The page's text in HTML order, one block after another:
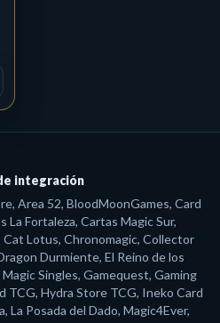
integración
Area 52, BloodMoonGames, Card
La Fortaleza, Cartas Magic Sur,
Cat Lotus, Chronomagic, Collector
Durmiente, El Reino de los
Singles, Gamequest, Gaming
TCG, Hydra Store TCG, Ineko Card
La Posada del Dado, Magic4Ever,